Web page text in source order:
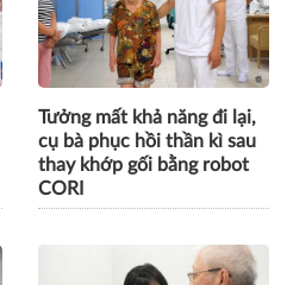
Tưởng mất khả năng đi lại,
cụ bà phục hồi thần kì sau
thay khớp gối bằng robot
CORI